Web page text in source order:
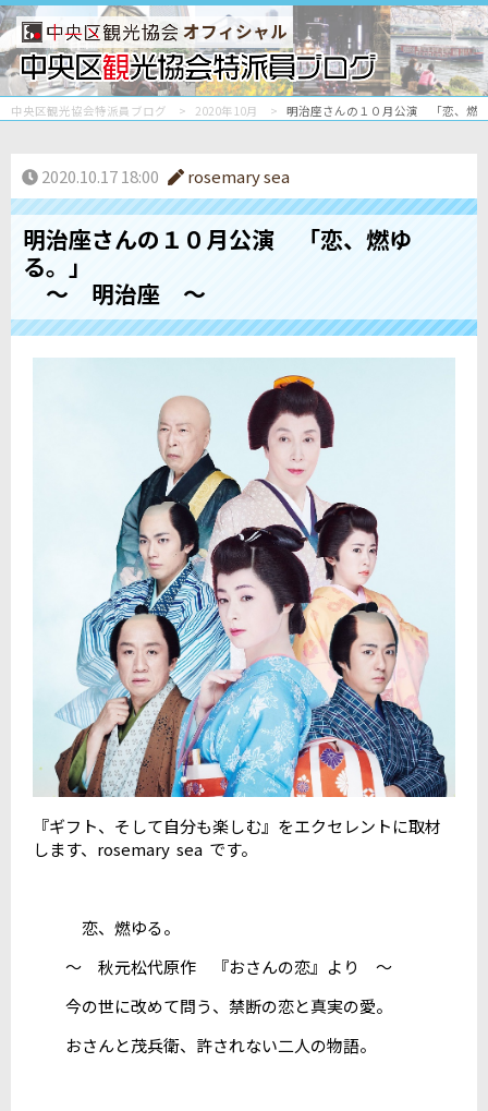
オフィシャル
中央区観光協会特派員ブログ 2020年10月 明治座さんの１０月公演 「恋、
2020.10.17 18:00 rosemary sea
明治座さんの１０月公演 「恋、燃ゆ
る。」
～ 明治座 ～
『ギフト、そして自分も楽しむ』をエクセレントに取材
します、rosemary sea です。
恋、燃ゆる。
～ 秋元松代原作 『おさんの恋』より ～
今の世に改めて問う、禁断の恋と真実の愛。
おさんと茂兵衛、許されない二人の物語。